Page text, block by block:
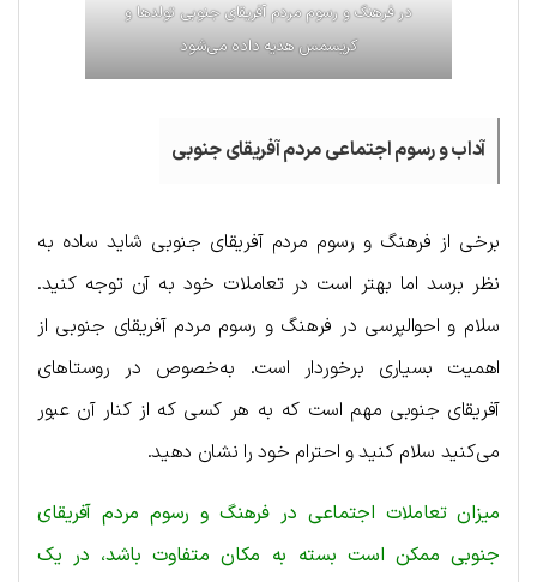
در فرهنگ و رسوم مردم آفریقای جنوبی تولدها و
کریسمس هدیه داده می‌شود
آداب و رسوم اجتماعی مردم آفریقای جنوبی
برخی از فرهنگ و رسوم مردم آفریقای جنوبی شاید ساده به
نظر برسد اما بهتر است در تعاملات خود به آن توجه کنید.
سلام و احوالپرسی در فرهنگ و رسوم مردم آفریقای جنوبی از
اهمیت بسیاری برخوردار است. به‌خصوص در روستاهای
آفریقای جنوبی مهم است که به هر کسی که از کنار آن عبور
می‌کنید سلام کنید و احترام خود را نشان دهید.
میزان تعاملات اجتماعی در فرهنگ و رسوم مردم آفریقای
جنوبی ممکن است بسته به مکان متفاوت باشد، در یک